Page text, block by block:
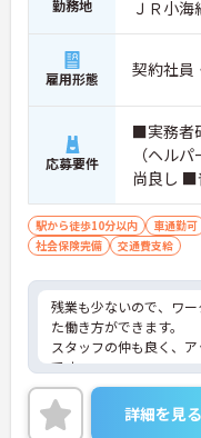
勤務地
ＪＲ小
雇用形態 契約社員
応募要件
■実務者
（ヘル
尚良し ■
の方 ■未
護経験が
駅から徒歩10分以内 車通勤可
社会保険完備
交通費支給
残業も少ないので、ワ
た働き方ができます。
スタッフの仲も良く、
です。
ご興味ある方には、面
お話しいたしますので
詳細を見る